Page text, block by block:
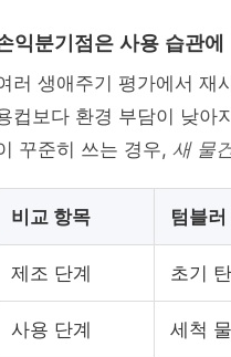
익분기점은 사용 습관
러 생애주기 평가에서 재
컵보다 환경 부담이 낮아
꾸준히 쓰는 경우, 새 물
비교 항목 텀블러
제조 단계 초기
사용 단계 세척